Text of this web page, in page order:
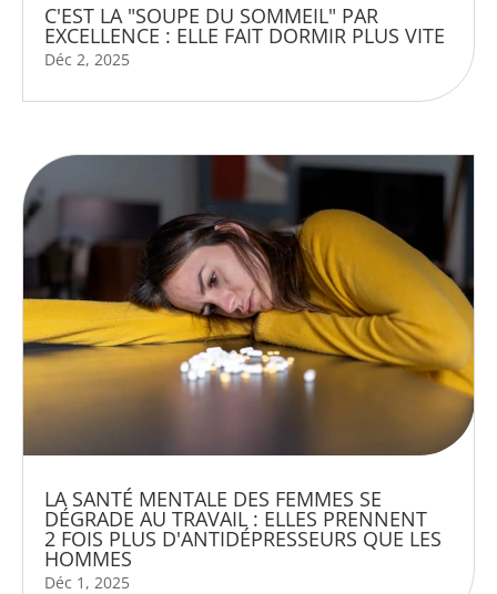
C'EST LA "SOUPE DU SOMMEIL" PAR
EXCELLENCE : ELLE FAIT DORMIR PLUS VITE
Déc 2, 2025
LA SANTÉ MENTALE DES FEMMES SE
DÉGRADE AU TRAVAIL : ELLES PRENNENT
2 FOIS PLUS D'ANTIDÉPRESSEURS QUE LES
HOMMES
Déc 1, 2025